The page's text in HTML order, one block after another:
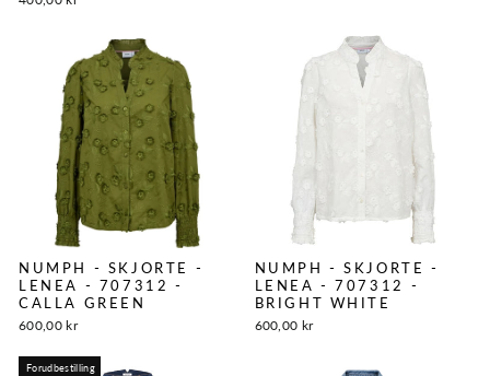
NUMPH - SKJORTE -
LENEA - 707312 -
CALLA GREEN
600,00 kr
NUMPH - SKJORTE -
LENEA - 707312 -
BRIGHT WHITE
600,00 kr
Forudbestilling